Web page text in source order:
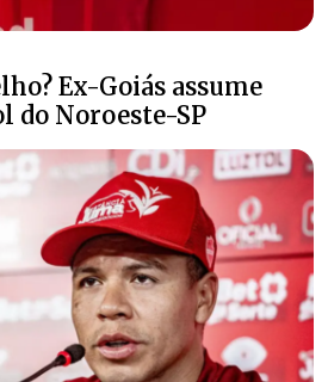
Ex-Goiás assume
do Noroeste-SP